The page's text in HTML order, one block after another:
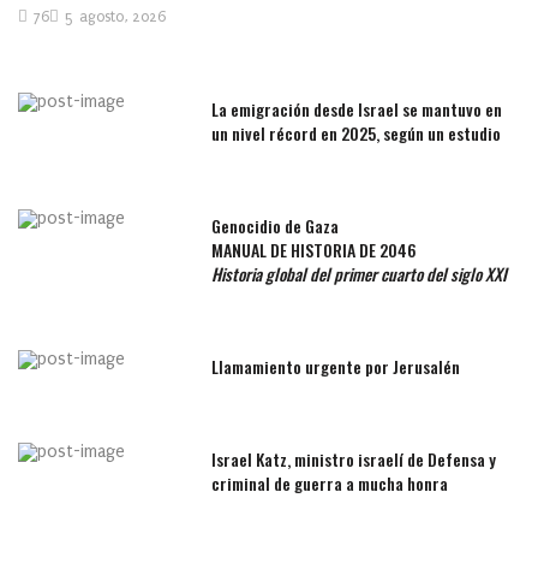
5 agosto, 2026
76
La emigración desde Israel se mantuvo en
un nivel récord en 2025, según un estudio
Genocidio de Gaza
MANUAL DE HISTORIA DE 2046
Historia global del primer cuarto del siglo XXI
Llamamiento urgente por Jerusalén
Israel Katz, ministro israelí de Defensa y
criminal de guerra a mucha honra